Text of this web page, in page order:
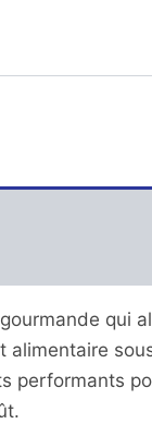
qui
alimentaire
performants